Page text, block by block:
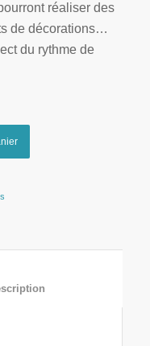
réaliser des
de décorations…
du rythme de